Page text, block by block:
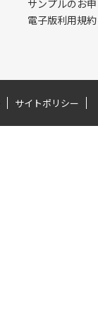
サンプルのお
電子版利用規約
サイトポリシー